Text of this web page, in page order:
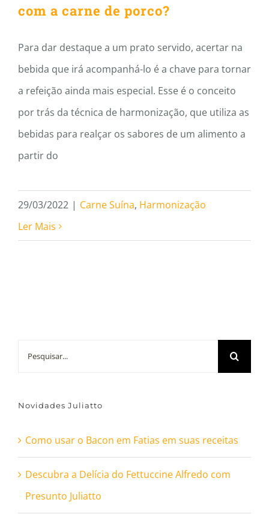
com a carne de porco?
Para dar destaque a um prato servido, acertar na
bebida que irá acompanhá-lo é a chave para tornar
a refeição ainda mais especial. Esse é o conceito
por trás da técnica de harmonização, que utiliza as
bebidas para realçar os sabores de um alimento a
partir do
29/03/2022 | Carne Suína, Harmonização
Ler Mais
Novidades Juliatto
Como usar o Bacon em Fatias em suas receitas
Descubra a Delícia do Fettuccine Alfredo com
Presunto Juliatto